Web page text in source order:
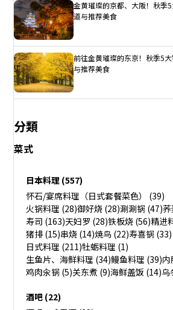
金黄璀璨的京都、大阪！秋季
道与推荐美食
前往金黄璀璨的东京！秋季5
与推荐美食
分類
菜式
日本料理 (557)
怀石/宴席料理（日式套餐菜色） (39)
火锅料理 (28)御好烧 (28)涮涮锅 (47)
寿司 (163)天妇罗 (28)铁板烧 (56)精进
猪排 (15)串烧 (14)焼鸟 (22)寿喜锅 (33)
日式料理 (211)牡蛎料理 (1)
生鱼片、海鲜料理 (34)鳗鱼料理 (39)内
鸡肉汆锅 (5)关东煮 (9)海鲜盖饭 (14)乌
酒吧 (22)